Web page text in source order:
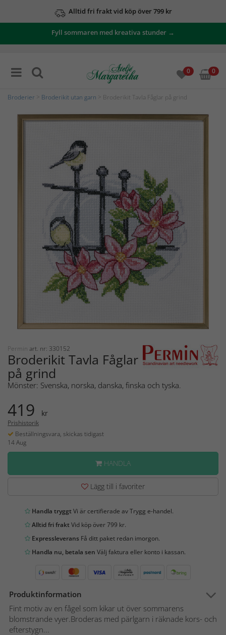
Alltid fri frakt vid köp över 799 kr
Fyll sommaren med kreativa stunder →
0 0
Broderier Broderikit utan garn > Broderikit Tavla Fåglar på grind
Permin art. nr: 330152
Broderikit Tavla Fåglar
på grind
Mönster: Svenska, norska, danska, finska och tyska.
419 kr
Prishistorik
Beställningsvara, skickas tidigast
14 Aug
HANDLA
Lägg till i favoriter
Handla tryggtVi är certifierade av Trygg e-handel.
Alltid fri fraktVid köp över 799 kr.
Expressleverans Få ditt paket redan imorgon.
Handla nu, betala sen Välj faktura eller konto i kassan.
Produktinformation
Fint motiv av en fågel som kikar ut över sommarens
blomstrande vyer.Broderas med pärlgarn i räknade kors- och
efterstygn...